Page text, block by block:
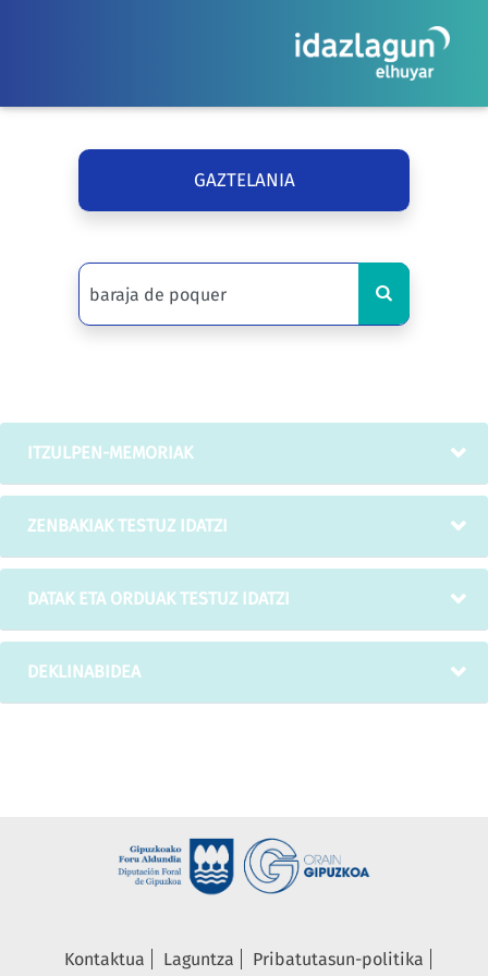
GAZTELANIA
ITZULPEN-MEMORIAK
ZENBAKIAK TESTUZ IDATZI
DATAK ETA ORDUAK TESTUZ IDATZI
DEKLINABIDEA
Kontaktua Laguntza
Pribatutasun-politika